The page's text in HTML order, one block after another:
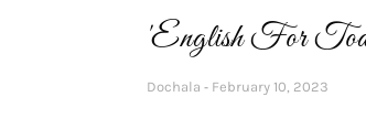
'English For
Dochala February 10, 2023